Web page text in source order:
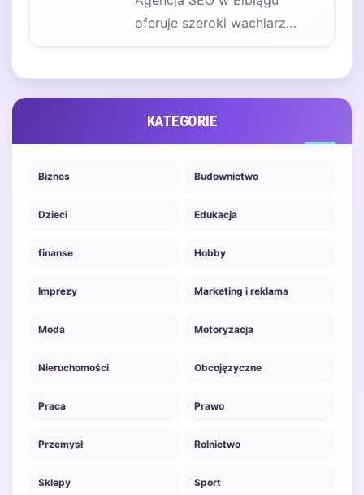
oferuje szeroki wachlarz
usług, które mają na celu
KATEGORIE
Biznes Budownictwo
Dzieci Edukacja
finanse Hobby
Imprezy Marketing i reklama
Moda Motoryzacja
Nieruchomości Obcojęzyczne
Praca Prawo
Przemysł Rolnictwo
Sklepy Sport